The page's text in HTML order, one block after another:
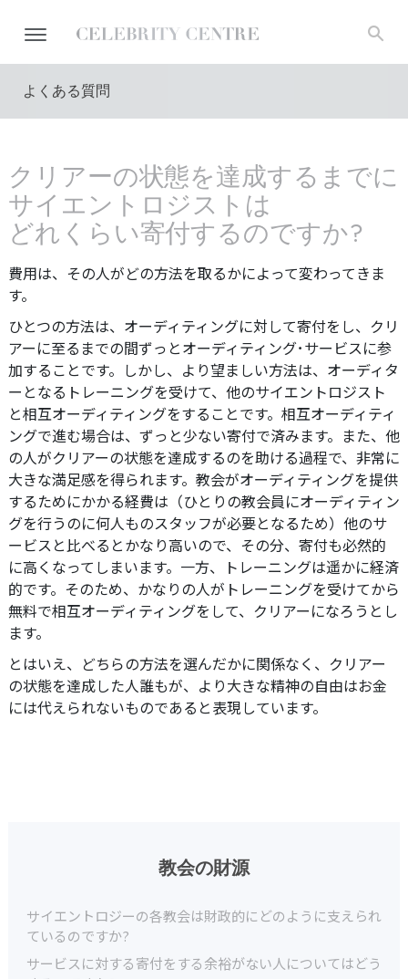
よくある質問
クリアーの状態を達成するまでに
サイエントロジストは
どれくらい寄付するのですか?
費用は、その人がどの方法を取るかによって変わってきま
す。
ひとつの方法は、オーディティングに対して寄付をし、クリ
アーに至るまでの間ずっとオーディティング･サービスに参
加することです。しかし、より望ましい方法は、オーディタ
ーとなるトレーニングを受けて、他のサイエントロジスト
と相互オーディティングをすることです。相互オーディティ
ングで進む場合は、ずっと少ない寄付で済みます。また、他
の人がクリアーの状態を達成するのを助ける過程で、非常に
大きな満足感を得られます。教会がオーディティングを提供
するためにかかる経費は（ひとりの教会員にオーディティン
グを行うのに何人ものスタッフが必要となるため）他のサ
ービスと比べるとかなり高いので、その分、寄付も必然的
に高くなってしまいます。一方、トレーニングは遥かに経済
的です。そのため、かなりの人がトレーニングを受けてから
無料で相互オーディティングをして、クリアーになろうとし
ます。
とはいえ、どちらの方法を選んだかに関係なく、クリアー
の状態を達成した人誰もが、より大きな精神の自由はお金
には代えられないものであると表現しています。
教会の財源
サイエントロジーの各教会は財政的にどのように支えられ
ているのですか?
サービスに対する寄付をする余裕がない人についてはどう